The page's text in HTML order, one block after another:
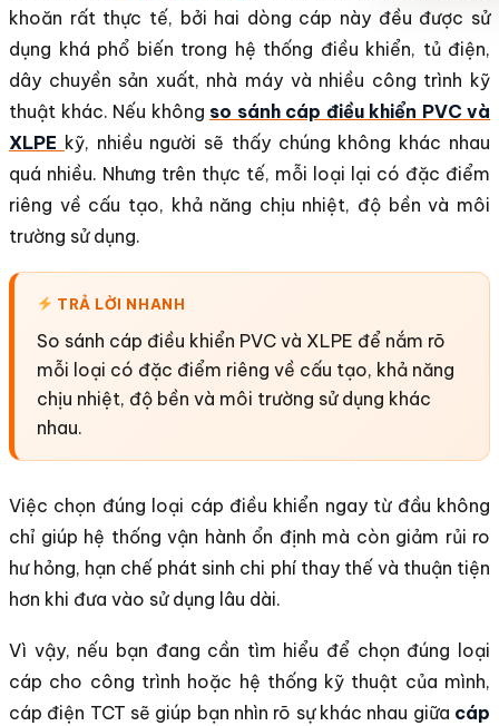
khoăn rất thực tế, bởi hai dòng cáp này đều được sử
dụng khá phổ biến trong hệ thống điều khiển, tủ điện,
dây chuyền sản xuất, nhà máy và nhiều công trình kỹ
thuật khác. Nếu không so sánh cáp điều khiển PVC và
XLPE kỹ, nhiều người sẽ thấy chúng không khác nhau
quá nhiều. Nhưng trên thực tế, mỗi loại lại có đặc điểm
riêng về cấu tạo, khả năng chịu nhiệt, độ bền và môi
trường sử dụng.
TRẢ LỜI NHANH
So sánh cáp điều khiển PVC và XLPE để nắm rõ
mỗi loại có đặc điểm riêng về cấu tạo, khả năng
chịu nhiệt, độ bền và môi trường sử dụng khác
nhau.
Việc chọn đúng loại cáp điều khiển ngay từ đầu không
chỉ giúp hệ thống vận hành ổn định mà còn giảm rủi ro
hư hỏng, hạn chế phát sinh chi phí thay thế và thuận tiện
hơn khi đưa vào sử dụng lâu dài.
Vì vậy, nếu bạn đang cần tìm hiểu để chọn đúng loại
cáp cho công trình hoặc hệ thống kỹ thuật của mình,
cáp điện TCT sẽ giúp bạn nhìn rõ sự khác nhau giữa cáp